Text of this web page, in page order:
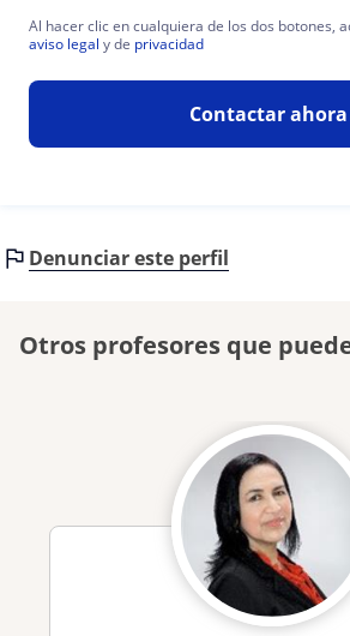
Al hacer clic en cualquiera de los dos botones,
aviso legal y de privacidad
Contactar ahora
Denunciar este perfil
Otros profesores que